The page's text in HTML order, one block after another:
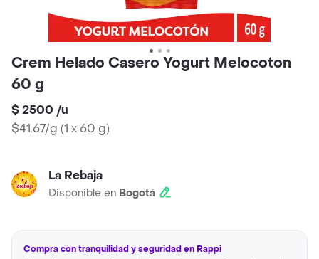
Crem Helado Casero Yogurt Melocoton
60 g
$ 2500 /u
$41.67/g (1 x 60 g)
La Rebaja
Disponible en Bogotá
Compra con tranquilidad y seguridad en Rappi